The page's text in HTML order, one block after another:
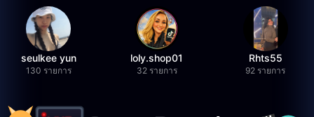
seulkee yun
130 รายการ
loly.shop01
32 รายการ
Rhts55
92 รายการ